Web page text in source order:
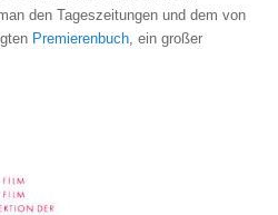
den Tageszeitungen und dem von
Premierenbuch , ein großer